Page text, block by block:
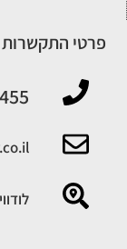
פרטי התקשרות
‎לודוויג בלום 5 ירושלים